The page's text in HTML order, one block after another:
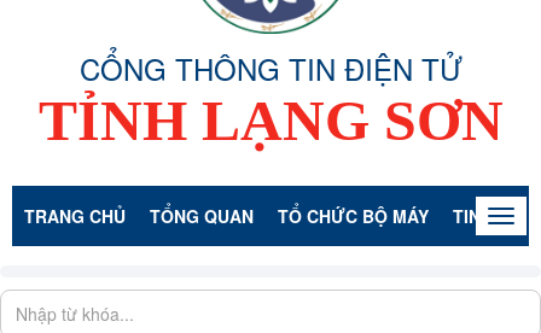
CỔNG THÔNG TIN ĐIỆN TỬ
TỈNH LẠNG SƠN
TRANG CHỦ TỔNG QUAN TỔ CHỨC BỘ MÁY TIN TỨC -